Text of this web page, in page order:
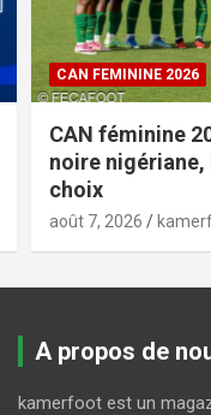
CAN FEMININE 2026
CAN féminine
noire nigériane,
choix
août 7, 2026
A propos de
kamerfoot est un